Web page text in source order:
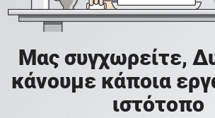
Μας συγχωρείτε,
κάνουμε κάποια
ιστότοπο